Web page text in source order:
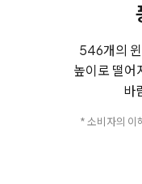
546개의
높이로 떨어
바
* 소비자의 이